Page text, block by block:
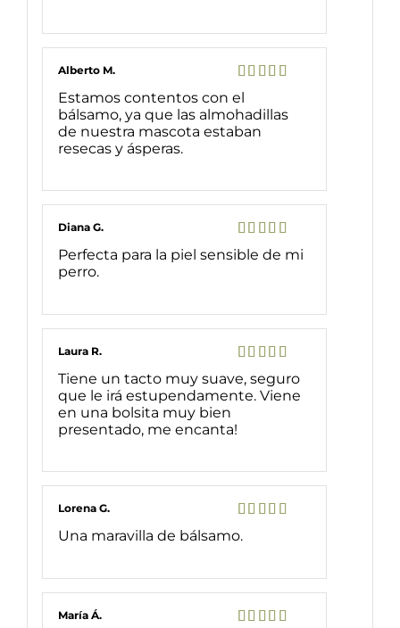
Valorado
con5de 5
Alberto M.
Estamos contentos con el
bálsamo, ya que las almohadillas
de nuestra mascota estaban
resecas y ásperas.
Valorado
con 5de 5
Diana G.
Perfecta para la piel sensible de mi
perro.
Valorado
con5de 5
Laura R.
Tiene un tacto muy suave, seguro
que le irá estupendamente. Viene
en una bolsita muy bien
presentado, me encanta!
Valorado
con
Lorena G.
Una maravilla de bálsamo.
María Á.